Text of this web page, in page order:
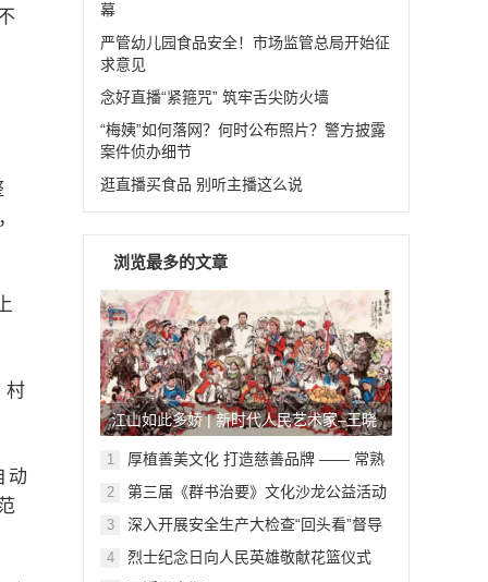
村
动
幕
严管幼儿园食品安全！市场监管总局开始征
求意见
念好直播“紧箍咒” 筑牢舌尖防火墙
“梅姨”如何落网？何时公布照片？警方披露
案件侦办细节
逛直播买食品 别听主播这么说
浏览最多的文章
江山如此多娇 | 新时代人民艺术家–王晓
鹏
1
厚植善美文化 打造慈善品牌 —— 常熟
举行六个慈善文化教育基地授牌仪式
2
第三届《群书治要》文化沙龙公益活动
在北京顺利举行
3
深入开展安全生产大检查“回头看”督导
检查
4 烈士纪念日向人民英雄敬献花篮仪式